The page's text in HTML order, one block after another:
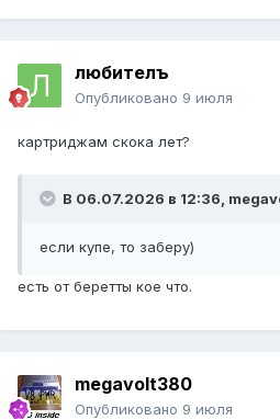
любителъ
Опубликовано 9 июля
картриджам скока лет?
В 06.07.2026 в 12:36,
если купе, то заберу)
есть от беретты кое что.
megavolt380
Опубликовано 9 июля